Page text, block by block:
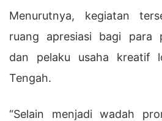
Menurutnya, kegiatan
ruang apresiasi bagi para
dan pelaku usaha kreatif
Tengah.
“Selain menjadi wadah